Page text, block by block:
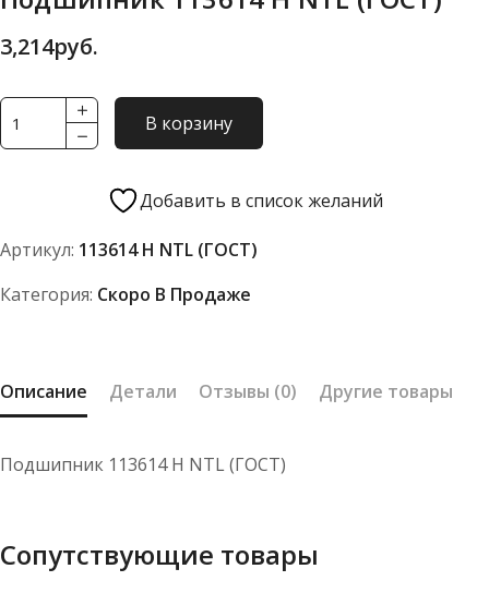
3,214руб.
Количество
товара
NTL
В корзину
Добавить в список желаний
Артикул: 113614 Н NTL (ГОСТ)
Категория: Скоро В Продаже
Описание Детали Отзывы (0) Другие товары
Подшипник 113614 Н NTL (ГОСТ)
Сопутствующие товары